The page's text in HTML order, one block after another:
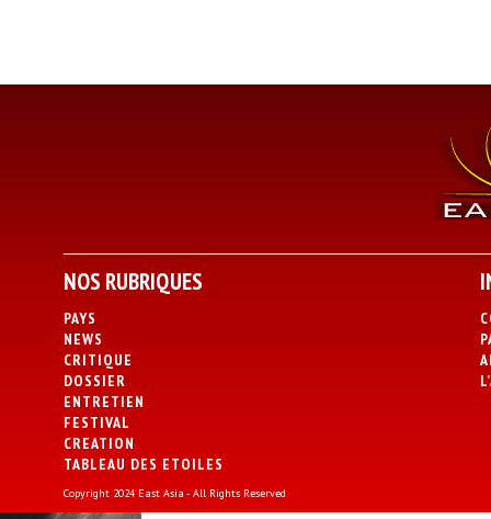
NOS RUBRIQUES
PAYS
NEWS
CRITIQUE
DOSSIER
ENTRETIEN
FESTIVAL
CREATION
TABLEAU DES ETOILES
Copyright 2024 East Asia - All Rights Reserved